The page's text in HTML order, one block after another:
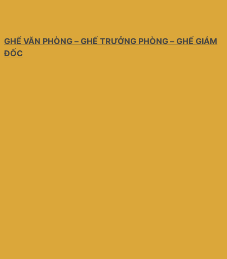
GHẾ VĂN PHÒNG – GHẾ TRƯỞNG PHÒNG – GHẾ GIÁM
ĐỐC